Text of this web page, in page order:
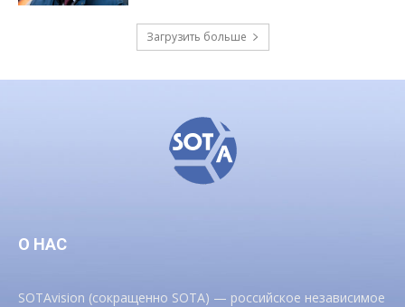
Загрузить больше
О НАС
SOTAvision (сокращенно SOTA) — российское независимое